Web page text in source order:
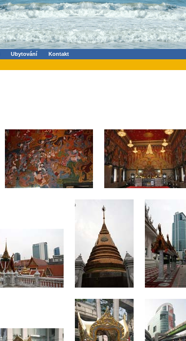
Ubytování
Kontakt